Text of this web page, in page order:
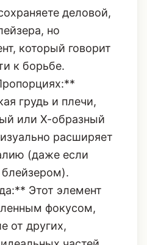
грудь и плечи,
или Х-образный
расширяет
(даже если
Этот элемент
фокусом,
от других,
частей